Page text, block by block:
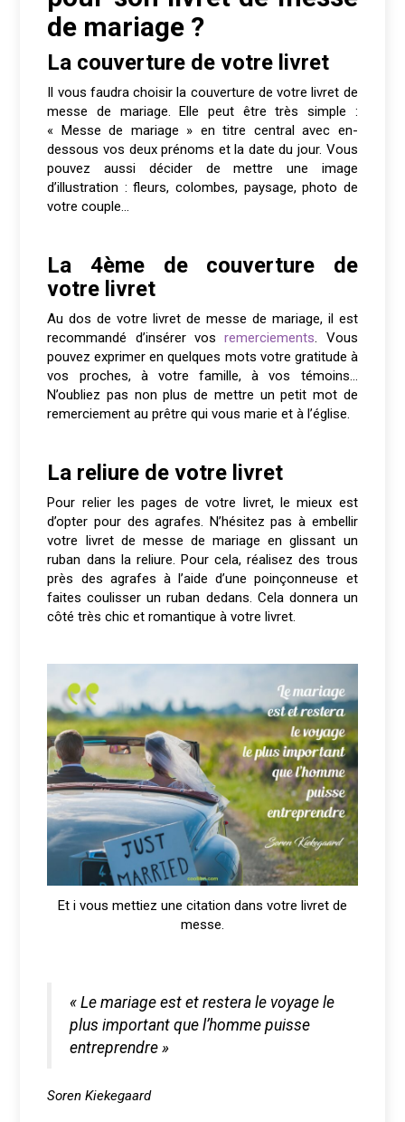
de mariage ?
La couverture de votre livret
Il vous faudra choisir la couverture de votre livret de
messe de mariage. Elle peut être très simple :
« Messe de mariage » en titre central avec en-
dessous vos deux prénoms et la date du jour. Vous
pouvez aussi décider de mettre une image
d’illustration : fleurs, colombes, paysage, photo de
votre couple…
La 4ème de couverture de
votre livret
Au dos de votre livret de messe de mariage, il est
recommandé d’insérer vosremerciements. Vous
pouvez exprimer en quelques mots votre gratitude à
vos proches, à votre famille, à vos témoins…
N’oubliez pas non plus de mettre un petit mot de
remerciement au prêtre qui vous marie et à l’église.
La reliure de votre livret
Pour relier les pages de votre livret, le mieux est
d’opter pour des agrafes. N’hésitez pas à embellir
votre livret de messe de mariage en glissant un
ruban dans la reliure. Pour cela, réalisez des trous
près des agrafes à l’aide d’une poinçonneuse et
faites coulisser un ruban dedans. Cela donnera un
côté très chic et romantique à votre livret.
Et i vous mettiez une citation dans votre livret de
messe.
« Le mariage est et restera le voyage le
plus important que l’homme puisse
entreprendre »
Soren Kiekegaard